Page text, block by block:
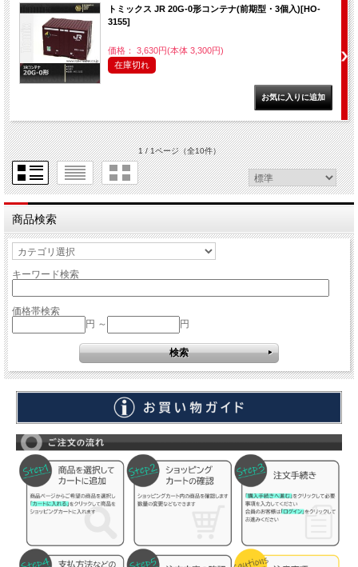
トミックス JR 20G-0形コンテナ(前期型・3個入)[HO-
3155]
価格： 3,630円(本体 3,300円)
在庫切れ
1 / 1ページ（全10件）
商品検索
キーワード検索
価格帯検索
円 ～
円